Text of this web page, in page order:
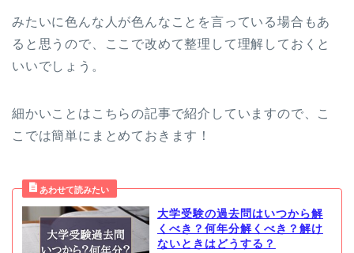
みたいに色んな人が色んなことを言っている場合もあ
ると思うので、ここで改めて整理して理解しておくと
いいでしょう。
細かいことはこちらの記事で紹介していますので、こ
こでは簡単にまとめておきます！
大学受験の過去問はいつから解
くべき？何年分解くべき？解け
ないときはどうする？